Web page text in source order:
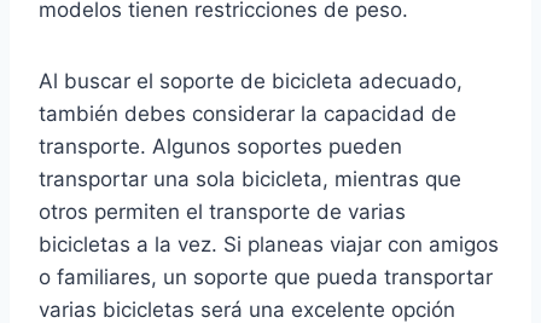
modelos tienen restricciones de peso.
Al buscar el soporte de bicicleta adecuado,
también debes considerar la capacidad de
transporte. Algunos soportes pueden
transportar una sola bicicleta, mientras que
otros permiten el transporte de varias
bicicletas a la vez. Si planeas viajar con amigos
o familiares, un soporte que pueda transportar
varias bicicletas será una excelente opción